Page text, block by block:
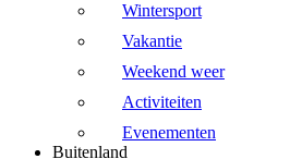
Wintersport
Vakantie
Weekend weer
Activiteiten
Evenementen
Buitenland